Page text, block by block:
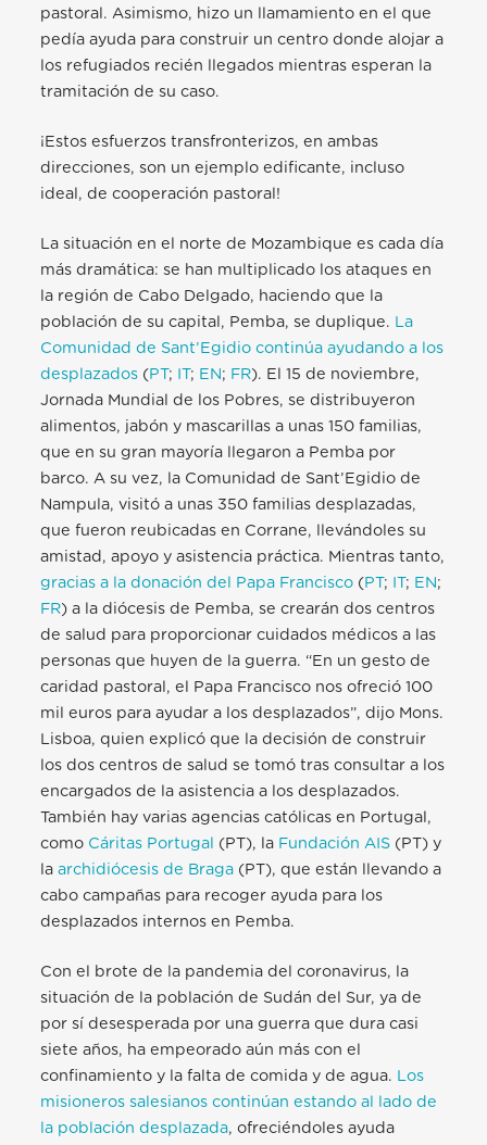
pastoral. Asimismo, hizo un llamamiento en el que
pedía ayuda para construir un centro donde alojar a
los refugiados recién llegados mientras esperan la
tramitación de su caso.
¡Estos esfuerzos transfronterizos, en ambas
direcciones, son un ejemplo edificante, incluso
ideal, de cooperación pastoral!
La situación en el norte de Mozambique es cada día
más dramática: se han multiplicado los ataques en
la región de Cabo Delgado, haciendo que la
población de su capital, Pemba, se duplique. La
Comunidad de Sant’Egidio continúa ayudando a los
desplazados (PT; IT; EN; FR). El 15 de noviembre,
Jornada Mundial de los Pobres, se distribuyeron
alimentos, jabón y mascarillas a unas 150 familias,
que en su gran mayoría llegaron a Pemba por
barco. A su vez, la Comunidad de Sant’Egidio de
Nampula, visitó a unas 350 familias desplazadas,
que fueron reubicadas en Corrane, llevándoles su
amistad, apoyo y asistencia práctica. Mientras tanto,
gracias a la donación del Papa Francisco (PT; IT; EN;
FR) a la diócesis de Pemba, se crearán dos centros
de salud para proporcionar cuidados médicos a las
personas que huyen de la guerra. “En un gesto de
caridad pastoral, el Papa Francisco nos ofreció 100
mil euros para ayudar a los desplazados”, dijo Mons.
Lisboa, quien explicó que la decisión de construir
los dos centros de salud se tomó tras consultar a los
encargados de la asistencia a los desplazados.
También hay varias agencias católicas en Portugal,
como Cáritas Portugal (PT), la Fundación AIS (PT) y
laarchidiócesis de Braga (PT), que están llevando a
cabo campañas para recoger ayuda para los
desplazados internos en Pemba.
Con el brote de la pandemia del coronavirus, la
situación de la población de Sudán del Sur, ya de
por sí desesperada por una guerra que dura casi
siete años, ha empeorado aún más con el
confinamiento y la falta de comida y de agua. Los
misioneros salesianos continúan estando al lado de
la población desplazada, ofreciéndoles ayuda